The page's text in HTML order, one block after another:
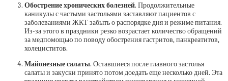
Обострение хронических болезней. Продолжительные
каникулы с частыми застольями заставляют пациентов с
заболеваниями ЖКТ забыть о распорядке дня и режиме питания.
Из-за этого в праздники резко возрастает количество обращений
за медпомощью по поводу обострения гастритов, панкреатитов,
холециститов.
Майонезные салаты. Оставшиеся после главного застолья
салаты и закуски принято потом доедать еще несколько дней. Эта